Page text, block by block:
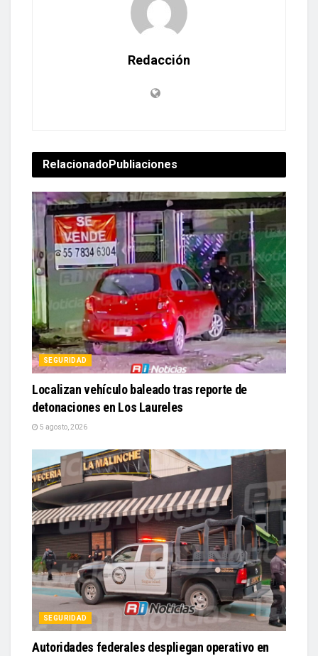
Redacción
Relacionado Publiaciones
SEGURIDAD
Localizan vehículo baleado tras reporte de
detonaciones en Los Laureles
5 agosto, 2026
SEGURIDAD
Autoridades federales despliegan operativo en